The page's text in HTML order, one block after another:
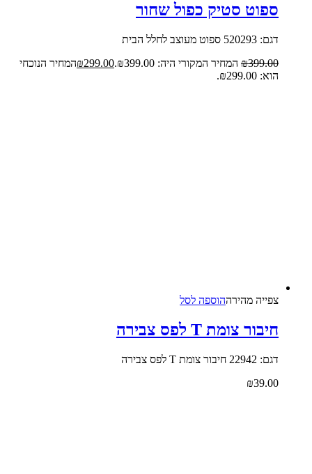
ספוט סטיק כפול שחור
דגם: 520293 ספוט מעוצב לחלל הבית
₪399.00 המחיר המקורי היה: ₪399.00. ₪299.00
המחיר הנוכחי
הוא: ₪299.00.
צפייה‬ ‫מהירה‬הוספה לסל
חיבור צומת T לפס צבירה
דגם: 22942 חיבור צומת T לפס צבירה
₪39.00